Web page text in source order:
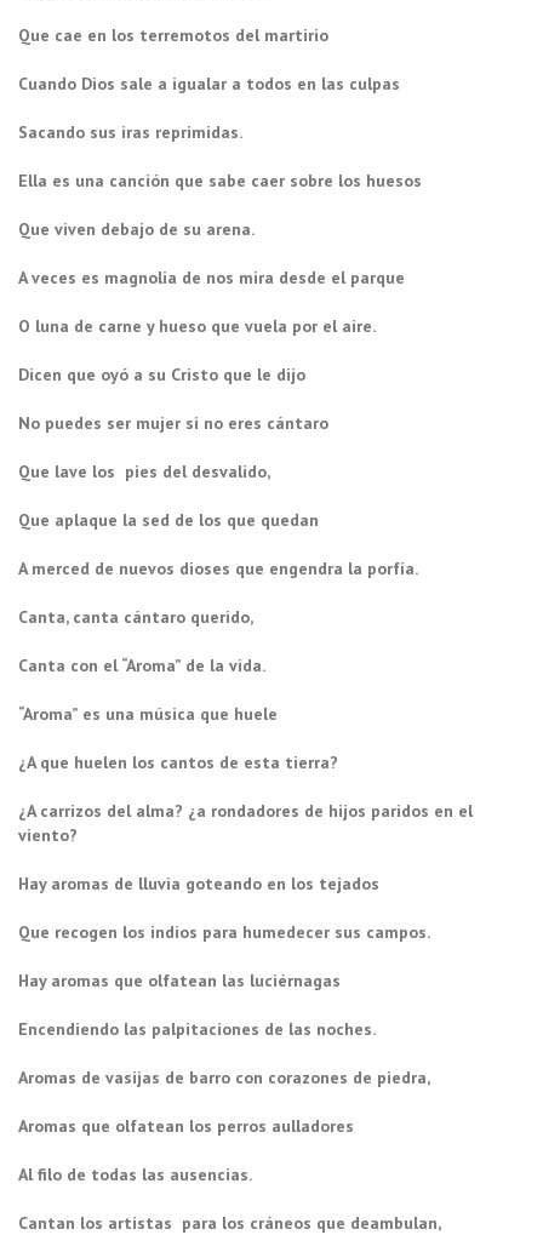
Que cae en los terremotos del martirio
Cuando Dios sale a igualar a todos en las culpas
Sacando sus iras reprimidas.
Ella es una canción que sabe caer sobre los huesos
Que viven debajo de su arena.
A veces es magnolia de nos mira desde el parque
O luna de carne y hueso que vuela por el aire.
Dicen que oyó a su Cristo que le dijo
No puedes ser mujer si no eres cántaro
Que lave los pies del desvalido,
Que aplaque la sed de los que quedan
A merced de nuevos dioses que engendra la porfía.
Canta, canta cántaro querido,
Canta con el “Aroma” de la vida.
“Aroma” es una música que huele
¿A que huelen los cantos de esta tierra?
¿A carrizos del alma? ¿a rondadores de hijos paridos en el
viento?
Hay aromas de lluvia goteando en los tejados
Que recogen los indios para humedecer sus campos.
Hay aromas que olfatean las luciérnagas
Encendiendo las palpitaciones de las noches.
Aromas de vasijas de barro con corazones de piedra,
Aromas que olfatean los perros aulladores
Al filo de todas las ausencias.
Cantan los artistas para los cráneos que deambulan,